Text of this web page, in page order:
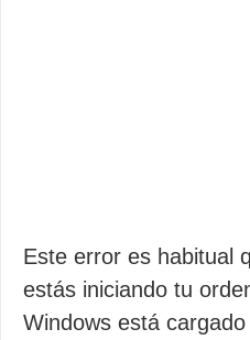
Este error es habitual
estás iniciando tu
Windows está